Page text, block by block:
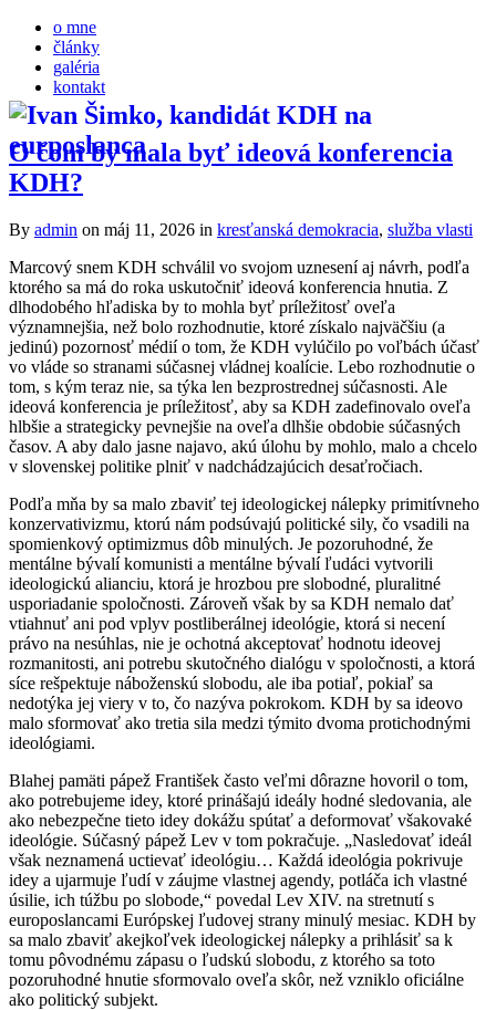
o mne
články
galéria
kontakt
O čom by mala byť ideová konferencia
KDH?
By admin on máj 11, 2026 in kresťanská demokracia, služba vlasti
Marcový snem KDH schválil vo svojom uznesení aj návrh, podľa
ktorého sa má do roka uskutočniť ideová konferencia hnutia. Z
dlhodobého hľadiska by to mohla byť príležitosť oveľa
významnejšia, než bolo rozhodnutie, ktoré získalo najväčšiu (a
jedinú) pozornosť médií o tom, že KDH vylúčilo po voľbách účasť
vo vláde so stranami súčasnej vládnej koalície. Lebo rozhodnutie o
tom, s kým teraz nie, sa týka len bezprostrednej súčasnosti. Ale
ideová konferencia je príležitosť, aby sa KDH zadefinovalo oveľa
hlbšie a strategicky pevnejšie na oveľa dlhšie obdobie súčasných
časov. A aby dalo jasne najavo, akú úlohu by mohlo, malo a chcelo
v slovenskej politike plniť v nadchádzajúcich desaťročiach.
Podľa mňa by sa malo zbaviť tej ideologickej nálepky primitívneho
konzervativizmu, ktorú nám podsúvajú politické sily, čo vsadili na
spomienkový optimizmus dôb minulých. Je pozoruhodné, že
mentálne bývalí komunisti a mentálne bývalí ľudáci vytvorili
ideologickú alianciu, ktorá je hrozbou pre slobodné, pluralitné
usporiadanie spoločnosti. Zároveň však by sa KDH nemalo dať
vtiahnuť ani pod vplyv postliberálnej ideológie, ktorá si necení
právo na nesúhlas, nie je ochotná akceptovať hodnotu ideovej
rozmanitosti, ani potrebu skutočného dialógu v spoločnosti, a ktorá
síce rešpektuje náboženskú slobodu, ale iba potiaľ, pokiaľ sa
nedotýka jej viery v to, čo nazýva pokrokom. KDH by sa ideovo
malo sformovať ako tretia sila medzi týmito dvoma protichodnými
ideológiami.
Blahej pamäti pápež František často veľmi dôrazne hovoril o tom,
ako potrebujeme idey, ktoré prinášajú ideály hodné sledovania, ale
ako nebezpečne tieto idey dokážu spútať a deformovať všakovaké
ideológie. Súčasný pápež Lev v tom pokračuje. „Nasledovať ideál
však neznamená uctievať ideológiu… Každá ideológia pokrivuje
idey a ujarmuje ľudí v záujme vlastnej agendy, potláča ich vlastné
úsilie, ich túžbu po slobode,“ povedal Lev XIV. na stretnutí s
europoslancami Európskej ľudovej strany minulý mesiac. KDH by
sa malo zbaviť akejkoľvek ideologickej nálepky a prihlásiť sa k
tomu pôvodnému zápasu o ľudskú slobodu, z ktorého sa toto
pozoruhodné hnutie sformovalo oveľa skôr, než vzniklo oficiálne
ako politický subjekt.